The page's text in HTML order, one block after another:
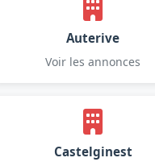
Auterive
Voir les annonces
Castelginest